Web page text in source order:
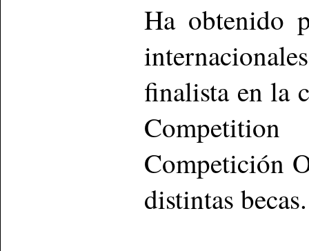
Ha obtenido
finalista en la
Competición
distintas becas.